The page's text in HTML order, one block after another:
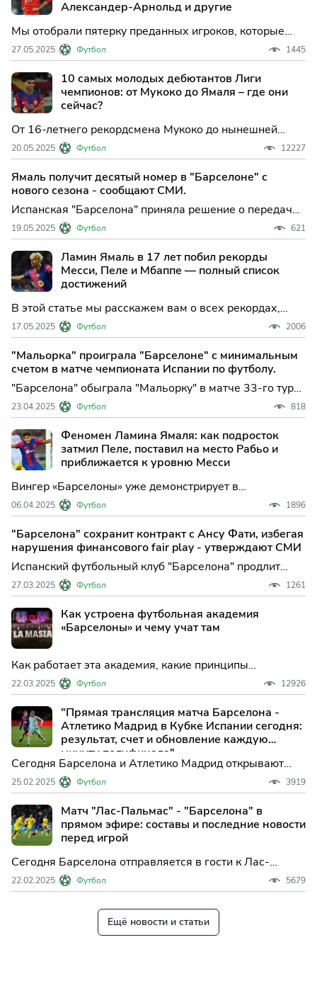
Александер-Арнольд и другие
Мы отобрали пятерку преданных игроков, которые
вынуждены попрощаться со своим клубом по
окончании сезона.
27.05.2025 Футбол 1445
10 самых молодых дебютантов Лиги
чемпионов: от Мукоко до Ямаля – где они
сейчас?
От 16-летнего рекордсмена Мукоко до нынешней
сенсации Ямаля: топ-10 самых юных дебютантов
Лиги чемпионов и как сложились их судьбы в
футболе.
20.05.2025 Футбол 12227
Ямаль получит десятый номер в "Барселоне" с
нового сезона - сообщают СМИ.
Испанская "Барселона" приняла решение о передаче
десятого номера футболисту Ламину Ямалю,
сообщает аккаунт Memorabilia1899 в соцсети Х.
Отмечается, что смена номера прои...
19.05.2025 Футбол 621
Ламин Ямаль в 17 лет побил рекорды
Месси, Пеле и Мбаппе — полный список
достижений
В этой статье мы расскажем вам о всех рекордах,
которые Ямаль побил за свою короткую карьеру, а
также сравним его с Месси и другими величайшими
футболистами в мире.
17.05.2025 Футбол 2006
"Мальорка" проиграла "Барселоне" с минимальным
счетом в матче чемпионата Испании по футболу.
"Барселона" обыграла "Мальорку" в матче 33-го тура
чемпионата Испании по футболу. Встреча, прошедшая
в Барселоне, завершилась со счетом 1:0 в пользу
хозяев, в составе ко...
23.04.2025 Футбол 818
Феномен Ламина Ямаля: как подросток
затмил Пеле, поставил на место Рабьо и
приближается к уровню Месси
Вингер «Барселоны» уже демонстрирует в
профессиональном футболе уровень, который
вызывает сравнения с Лионелем Месси и Пеле.
Ламин Ямал всегда восхищался Лионелем Месси.
Легенда «Барселоны» была — и остается — его
единственным кумиром. «У меня никогд
06.04.2025 Футбол 1896
"Барселона" сохранит контракт с Ансу Фати, избегая
нарушения финансового fair play - утверждают СМИ
Испанский футбольный клуб "Барселона" продлит
соглашение с полузащитником Ансу Фати, сообщает
sport.es. По информации источника, клуб согласует с
22-летним игроком пятил...
27.03.2025 Футбол 1261
Как устроена футбольная академия
«Барселоны» и чему учат там
Как работает эта академия, какие принципы
используются в обучении и что делает её уникальной?
22.03.2025 Футбол 12926
"Прямая трансляция матча Барселона -
Атлетико Мадрид в Кубке Испании сегодня:
результат, счет и обновление каждую
минуту полуфинала"
Сегодня Барселона и Атлетико Мадрид открывают
полуфинал Кубка Испании матчем первого тура,
который проходит на Олимпийском стадионе Луиса
Компаньса.
25.02.2025 Футбол 3919
Матч "Лас-Пальмас" - "Барселона" в
прямом эфире: составы и последние новости
перед игрой
Сегодня Барселона отправляется в гости к Лас-
Пальмасу в рамках 25-го тура La Liga с миссией
продолжить победную серию, которая поможет им
22.02.2025 Футбол 5679
Ещё новости и статьи